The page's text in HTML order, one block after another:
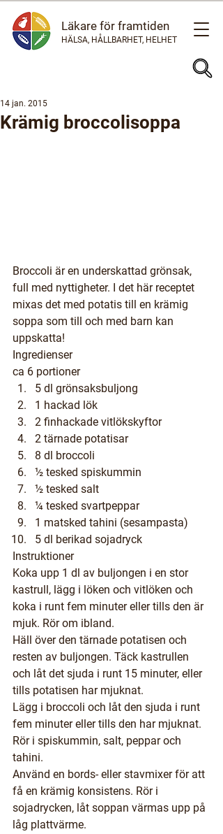
Läkare för framtiden
HÄLSA, HÅLLBARHET, HELHET
Krämig broccolisoppa
14 jan. 2015
Broccoli är en underskattad grönsak,
full med nyttigheter. I det här receptet
mixas det med potatis till en krämig
soppa som till och med barn kan
uppskatta!
Ingredienser
ca 6 portioner
5 dl grönsaksbuljong
1 hackad lök
2 finhackade vitlökskyftor
2 tärnade potatisar
8 dl broccoli
½ tesked spiskummin
½ tesked salt
¼ tesked svartpeppar
1 matsked tahini (sesampasta)
5 dl berikad sojadryck
Instruktioner
Koka upp 1 dl av buljongen i en stor
kastrull, lägg i löken och vitlöken och
koka i runt fem minuter eller tills den är
mjuk. Rör om ibland.
Häll över den tärnade potatisen och
resten av buljongen. Täck kastrullen
och låt det sjuda i runt 15 minuter, eller
tills potatisen har mjuknat.
Lägg i broccoli och låt den sjuda i runt
fem minuter eller tills den har mjuknat.
Rör i spiskummin, salt, peppar och
tahini.
Använd en bords- eller stavmixer för att
få en krämig konsistens. Rör i
sojadrycken, låt soppan värmas upp på
låg plattvärme.